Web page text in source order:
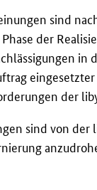
sind
der
der
sind von